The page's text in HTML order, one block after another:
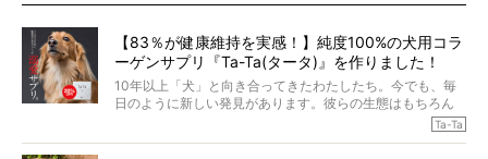
【83％が健康維持を実感！】純度100%の犬用コラ
ーゲンサプリ『Ta-Ta(タータ)』を作りました！
10年以上「犬」と向き合ってきたわたしたち。今でも、毎
日のように新しい発見があります。彼らの生態はもちろん
のこと、「食事」に関することも同じです。昔の犬は25年
Ta-Ta